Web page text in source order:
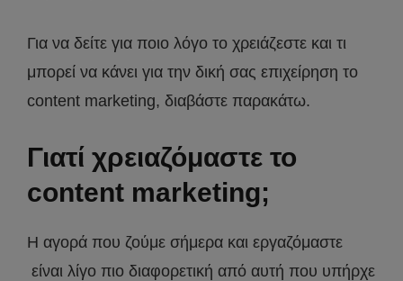
Για να δείτε για ποιο λόγο το χρειάζεστε και τι
μπορεί να κάνει για την δική σας επιχείρηση το
content marketing, διαβάστε παρακάτω.
Γιατί χρειαζόμαστε το
content marketing;
Η αγορά που ζούμε σήμερα και εργαζόμαστε
είναι λίγο πιο διαφορετική από αυτή που υπήρχε